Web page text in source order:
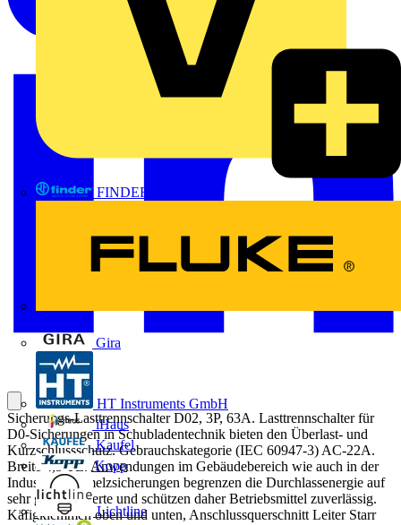
FINDER
Gira
HT Instruments GmbH
iHaus
Kaufel
Kopp
Lichtline
Sicherungs-Lasttrennschalter D02, 3P, 63A. Lasttrennschalter für
D0-Sicherungen in Schubladentechnik bieten den Überlast- und
Kurzschlussschutz. Gebrauchskategorie (IEC 60947-3) AC-22A.
Breite 4,5 TE. Anwendungen im Gebäudebereich wie auch in der
Industrie. Schmelzsicherungen begrenzen die Durchlassenergie auf
sehr geringe Werte und schützen daher Betriebsmittel zuverlässig.
Käfigklemmen oben und unten, Anschlussquerschnitt Leiter Starr